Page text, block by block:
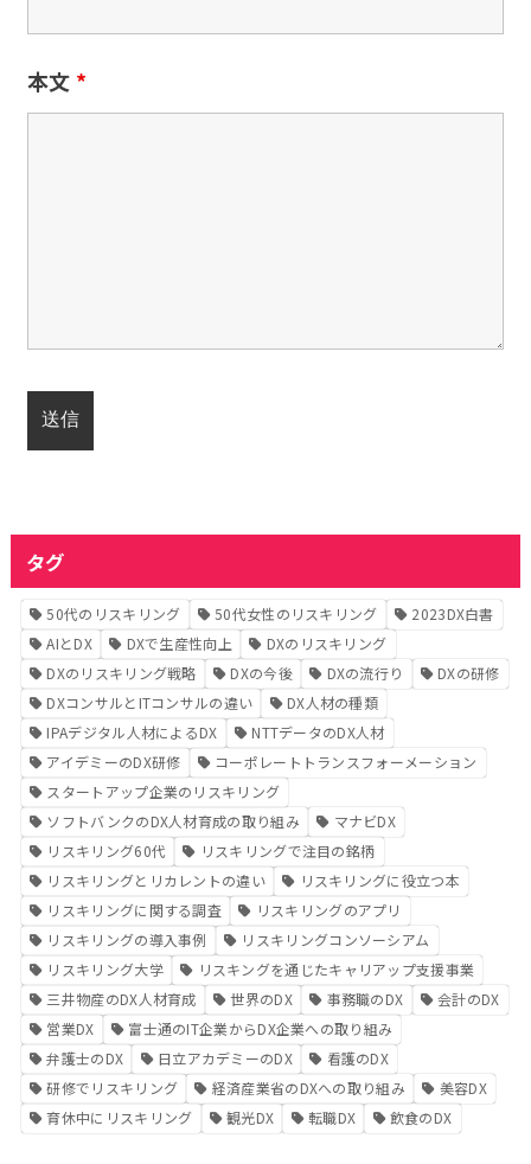
本文 *
タグ
50代のリスキリング 50代女性のリスキリング
2023DX白書
AIとDX
DXで生産性向上
DXのリスキリング
DXのリスキリング戦略
DXの今後 DXの流行り
DXの研修
DXコンサルとITコンサルの違い
DX人材の種類
IPAデジタル人材によるDX
NTTデータのDX人材
アイデミーのDX研修
コーポレートトランスフォーメーション
スタートアップ企業のリスキリング
ソフトバンクのDX人材育成の取り組み
マナビDX
リスキリング60代
リスキリングで注目の銘柄
リスキリングとリカレントの違い
リスキリングに役立つ本
リスキリングに関する調査
リスキリングのアプリ
リスキリングの導入事例
リスキリングコンソーシアム
リスキリング大学
リスキングを通じたキャリアップ支援事業
三井物産のDX人材育成
世界のDX 事務職のDX
会計のDX
営業DX
富士通のIT企業からDX企業への取り組み
弁護士のDX
日立アカデミーのDX
看護のDX
研修でリスキリング
経済産業省のDXへの取り組み
美容DX
育休中にリスキリング
観光DX 転職DX 飲食のDX